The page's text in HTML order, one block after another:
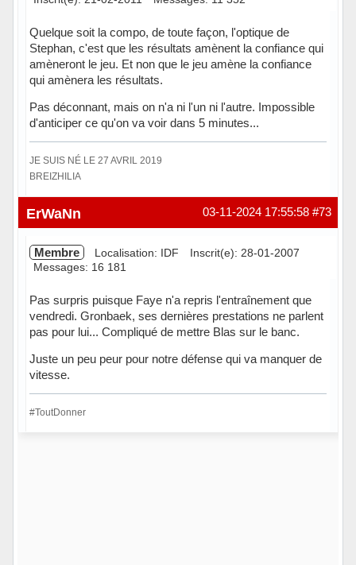
Quelque soit la compo, de toute façon, l'optique de
Stephan, c'est que les résultats amènent la confiance qui
amèneront le jeu. Et non que le jeu amène la confiance
qui amènera les résultats.
Pas déconnant, mais on n'a ni l'un ni l'autre. Impossible
d'anticiper ce qu'on va voir dans 5 minutes...
JE SUIS NÉ LE 27 AVRIL 2019
BREIZHILIA
Hors ligne #73
03-11-2024 17:55:58
ErWaNn
Membre Localisation: IDF
Inscrit(e): 28-01-2007
Messages: 16 181
Pas surpris puisque Faye n'a repris l'entraînement que
vendredi. Gronbaek, ses dernières prestations ne parlent
pas pour lui... Compliqué de mettre Blas sur le banc.
Juste un peu peur pour notre défense qui va manquer de
vitesse.
#ToutDonner